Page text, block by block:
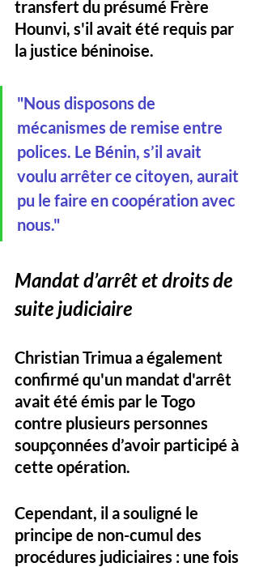
transfert du présumé Frère
Hounvi, s'il avait été requis par
la justice béninoise.
"Nous disposons de
mécanismes de remise entre
polices. Le Bénin, s’il avait
voulu arrêter ce citoyen, aurait
pu le faire en coopération avec
nous."
Mandat d’arrêt et droits de
suite judiciaire
Christian Trimua a également
confirmé qu'un mandat d'arrêt
avait été émis par le Togo
contre plusieurs personnes
soupçonnées d’avoir participé à
cette opération.
Cependant, il a souligné le
principe de non-cumul des
procédures judiciaires : une fois